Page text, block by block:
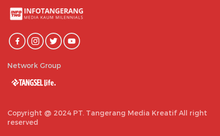
Network Group
Copyright @ 2024 PT. Tangerang Media Kreatif All right
reserved